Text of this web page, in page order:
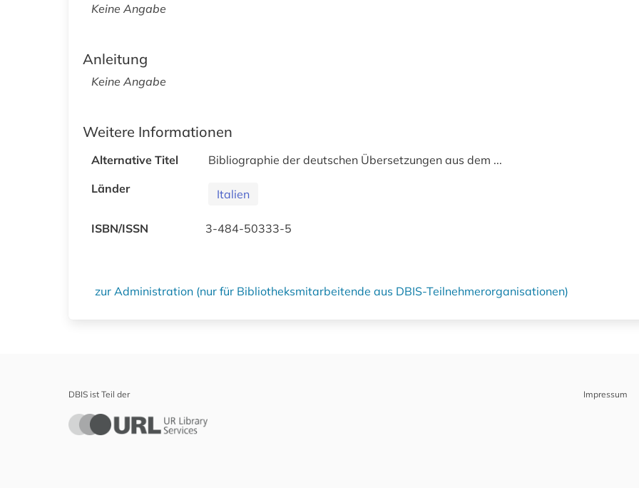
Keine Angabe
Anleitung
Keine Angabe
Weitere Informationen
Alternative Titel
Bibliographie der deutschen Übersetzungen aus dem ...
Länder
Italien
ISBN/ISSN 3-484-50333-5
zur Administration (nur für Bibliotheksmitarbeitende aus DBIS-Teilnehmerorganisationen)
DBIS ist Teil der Impressum